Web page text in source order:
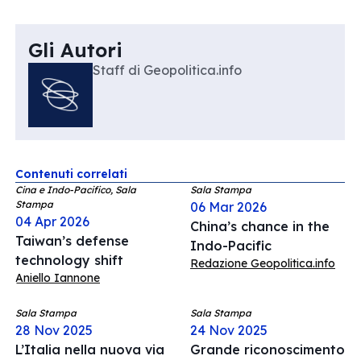
Gli Autori
Staff di Geopolitica.info
Contenuti correlati
Cina e Indo-Pacifico, Sala
Stampa
04 Apr 2026
Taiwan’s defense
technology shift
Aniello Iannone
Sala Stampa
06 Mar 2026
China’s chance in the
Indo-Pacific
Redazione Geopolitica.info
Sala Stampa
28 Nov 2025
L’Italia nella nuova via
Sala Stampa
24 Nov 2025
Grande riconoscimento